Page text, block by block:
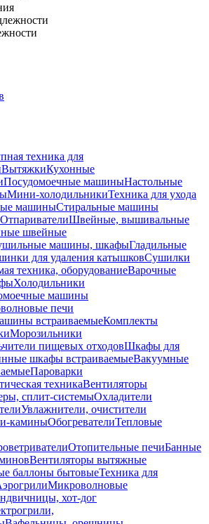
техника для
ВытяжкиКухонные
Посудомоечные машиныНастольные
Мини-холодильникиТехника для ухода
машиныСтиральные машины
ОтпаривателиШвейные, вышивальные
швейные
машины, шкафыГладильные
для удаления катышковСушилки
техника, оборудованиеВарочные
Холодильники
машины
печи
встраиваемыеКомплекты
Морозильники
пищевых отходовШкафы для
шкафы встраиваемыеВакуумные
Пароварки
техникаВентиляторы
сплит-системыОхладители
Увлажнители, очистители
каминыОбогревателиТепловые
Отопительные печиБанные
Вентиляторы вытяжные
баллоны бытовыеТехника для
Микроволновые
хот-дог